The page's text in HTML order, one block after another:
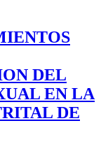
DEL
EN LA
DE